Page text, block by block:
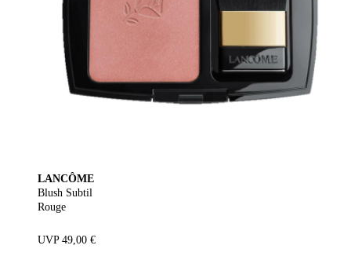
LANCÔME
Blush Subtil
Rouge
UVP 49,00 €